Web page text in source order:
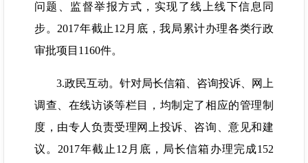
问题、监督举报方式，实现了线上线下信息同
步。2017年截止12月底，我局累计办理各类行政
审批项目1160件。
3.政民互动。针对局长信箱、咨询投诉、网上
调查、在线访谈等栏目，均制定了相应的管理制
度，由专人负责受理网上投诉、咨询、意见和建
议。2017年截止12月底，局长信箱办理完成152